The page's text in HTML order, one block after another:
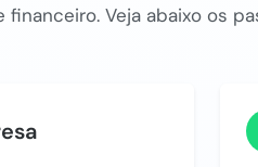
Veja abaixo os